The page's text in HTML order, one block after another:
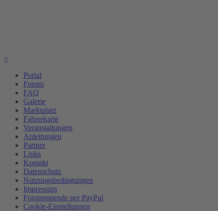
×
Portal
Forum
FAQ
Galerie
Marktplatz
Fahrerkarte
Veranstaltungen
Anleitungen
Partner
Links
Kontakt
Datenschutz
Nutzungsbedingungen
Impressum
Forumsspende per PayPal
Cookie-Einstellungen